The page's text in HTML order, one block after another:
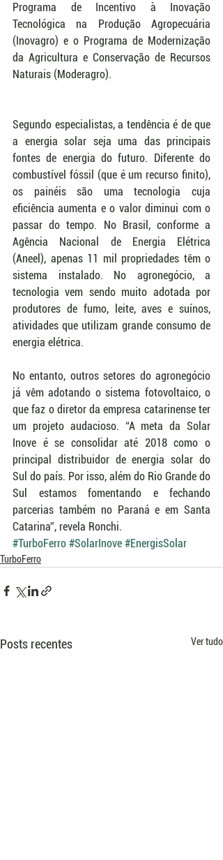
Programa de Incentivo à Inovação
Tecnológica na Produção Agropecuária
(Inovagro) e o Programa de Modernização
da Agricultura e Conservação de Recursos
Naturais (Moderagro).
Segundo especialistas, a tendência é de que
a energia solar seja uma das principais
fontes de energia do futuro. Diferente do
combustível fóssil (que é um recurso finito),
os painéis são uma tecnologia cuja
eficiência aumenta e o valor diminui com o
passar do tempo. No Brasil, conforme a
Agência Nacional de Energia Elétrica
(Aneel), apenas 11 mil propriedades têm o
sistema instalado. No agronegócio, a
tecnologia vem sendo muito adotada por
produtores de fumo, leite, aves e suínos,
atividades que utilizam grande consumo de
energia elétrica.
No entanto, outros setores do agronegócio
já vêm adotando o sistema fotovoltaico, o
que faz o diretor da empresa catarinense ter
um projeto audacioso. “A meta da Solar
Inove é se consolidar até 2018 como o
principal distribuidor de energia solar do
Sul do país. Por isso, além do Rio Grande do
Sul estamos fomentando e fechando
parcerias também no Paraná e em Santa
Catarina”, revela Ronchi.
#TurboFerro #SolarInove #EnergisSolar
TurboFerro
Posts recentes Ver tudo